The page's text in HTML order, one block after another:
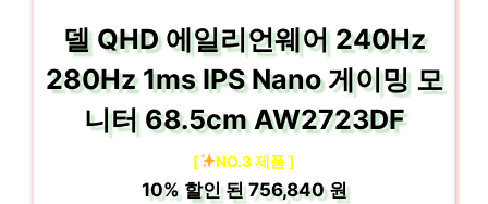
델 QHD 에일리언웨어 240Hz
280Hz 1ms IPS Nano 게이밍 모
니터 68.5cm AW2723DF
[ NO.3 제품 ]
10%할인 된756,840 원